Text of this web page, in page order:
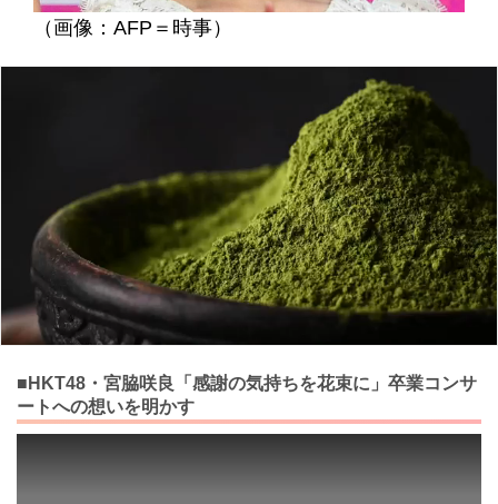
（画像：AFP＝時事）
■HKT48・宮脇咲良「感謝の気持ちを花束に」卒業コンサ
ートへの想いを明かす